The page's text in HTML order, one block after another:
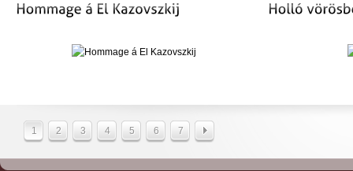
1 2 3 4 5 6 7